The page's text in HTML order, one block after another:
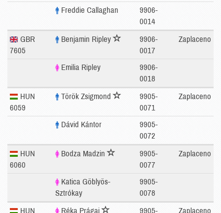
Freddie Callaghan
9906-
0014
GBR
7605
Benjamin Ripley
9906-
0017
Zaplaceno
Emilia Ripley
9906-
0018
HUN
6059
Török Zsigmond
9905-
0071
Zaplaceno
Dávid Kántor
9905-
0072
HUN
6060
Bodza Madzin
9905-
0077
Zaplaceno
Katica Göblyös-
Sztrókay
9905-
0078
HUN
Réka Prágai
9905-
Zaplaceno